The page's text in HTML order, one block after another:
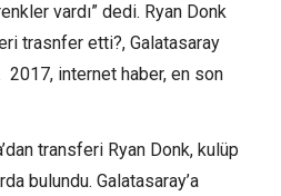
vardı” dedi. Ryan Donk
trasnfer etti?, Galatasaray
2017, internet haber, en son
transferi Ryan Donk, kulüp
bulundu. Galatasaray’a